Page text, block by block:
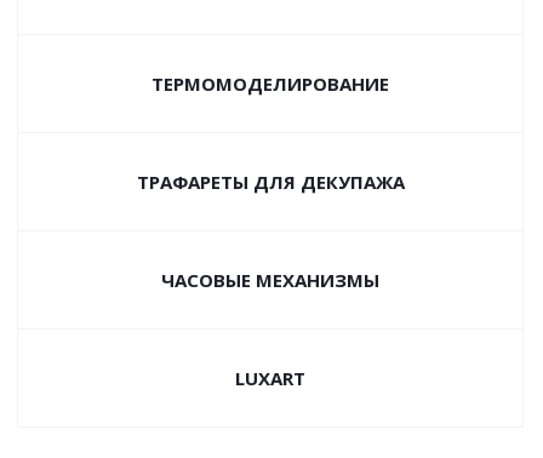
ТЕРМОМОДЕЛИРОВАНИЕ
ТРАФАРЕТЫ ДЛЯ ДЕКУПАЖА
ЧАСОВЫЕ МЕХАНИЗМЫ
LUXART